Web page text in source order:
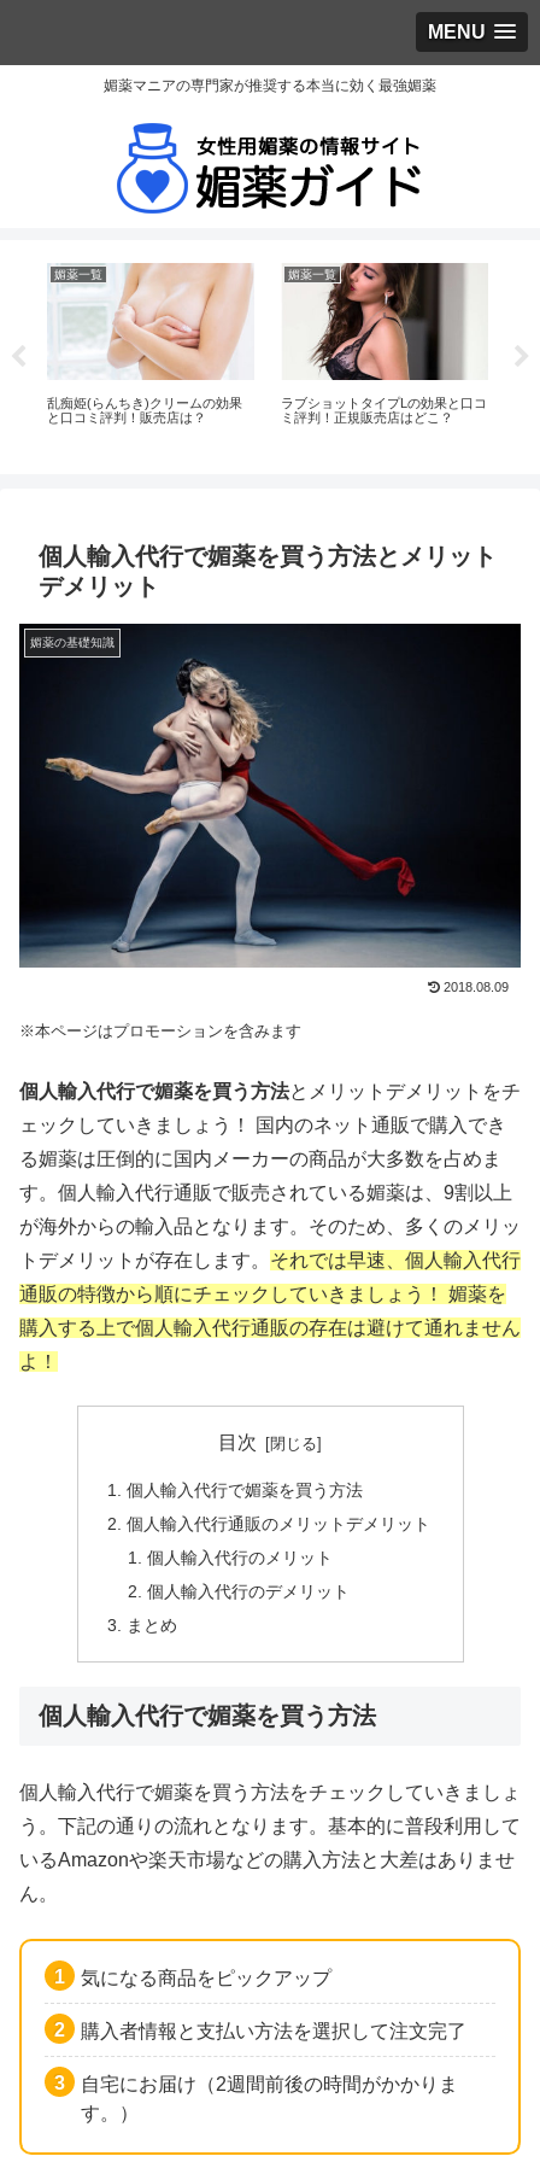
MENU
媚薬マニアの専門家が推奨する本当に効く最強媚薬
媚薬一覧
乱痴姫(らんちき)クリームの効果
と口コミ評判！販売店は？
媚薬一覧
ラブショットタイプLの効果と口コ
ミ評判！正規販売店はどこ？
個人輸入代行で媚薬を買う方法とメリット
デメリット
媚薬の基礎知識
2018.08.09
※本ページはプロモーションを含みます
個人輸入代行で媚薬を買う方法とメリットデメリットをチ
ェックしていきましょう！ 国内のネット通販で購入でき
る媚薬は圧倒的に国内メーカーの商品が大多数を占めま
す。個人輸入代行通販で販売されている媚薬は、9割以上
が海外からの輸入品となります。そのため、多くのメリッ
トデメリットが存在します。 それでは早速、個人輸入代行
通販の特徴から順にチェックしていきましょう！ 媚薬を
購入する上で個人輸入代行通販の存在は避けて通れません
よ！
目次
個人輸入代行で媚薬を買う方法
個人輸入代行通販のメリットデメリット
個人輸入代行のメリット
個人輸入代行のデメリット
まとめ
個人輸入代行で媚薬を買う方法
個人輸入代行で媚薬を買う方法をチェックしていきましょ
う。下記の通りの流れとなります。基本的に普段利用して
いるAmazonや楽天市場などの購入方法と大差はありませ
ん。
気になる商品をピックアップ
購入者情報と支払い方法を選択して注文完了
自宅にお届け（2週間前後の時間がかかりま
す。）